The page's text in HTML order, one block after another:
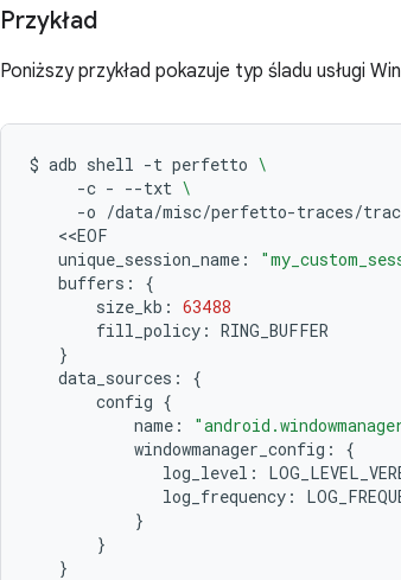
Przykład
Poniższy przykład pokazuje typ śladu usługi
$ adb shell -t perfetto \
-c - --txt \
-o /data/misc/perfetto-traces/
unique_session_name:
buffers:
{
size_kb: 63488
fill_policy:
}
data_sources:
{
config {
name:
windowmanager_config:
{
log_level:
log_frequency:
}
}
}